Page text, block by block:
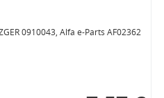
0910043, Alfa e-Parts AF02362